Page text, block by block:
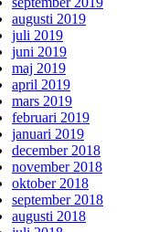
augusti 2019
juli 2019
juni 2019
maj 2019
april 2019
mars 2019
februari 2019
januari 2019
december 2018
november 2018
oktober 2018
september 2018
augusti 2018